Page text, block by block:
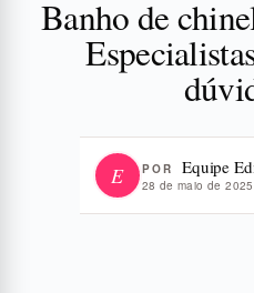
Banho de
E POR Equipe
28 de maio de 2025